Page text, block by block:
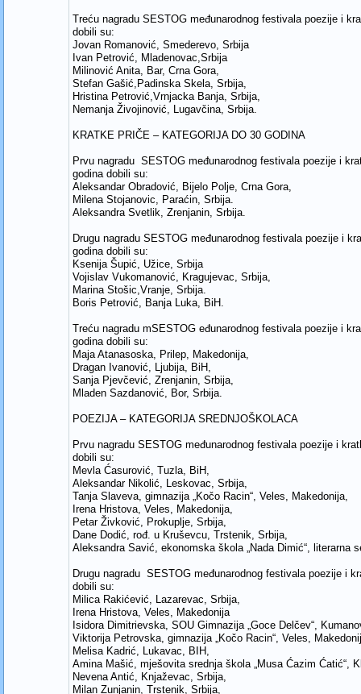
Treću nagradu SESTOG međunarodnog festivala poezije i
dobili su:
Jovan Romanović, Smederevo, Srbija
Ivan Petrović, Mladenovac,Srbija
Milinović Anita, Bar, Crna Gora,
Stefan Gašić,Padinska Skela, Srbija,
Hristina Petrović,Vrnjacka Banja, Srbija,
Nemanja Živojinović, Lugavčina, Srbija.
KRATKE PRIČE – KATEGORIJA DO 30 GODINA
Prvu nagradu SESTOG međunarodnog festivala poezije i
godina dobili su:
Aleksandar Obradović, Bijelo Polje, Crna Gora,
Milena Stojanovic, Paraćin, Srbija.
Aleksandra Svetlik, Zrenjanin, Srbija.
Drugu nagradu SESTOG međunarodnog festivala poezije i
godina dobili su:
Ksenija Šupić, Užice, Srbija
Vojislav Vukomanović, Kragujevac, Srbija,
Marina Stošic,Vranje, Srbija.
Boris Petrović, Banja Luka, BiH.
Treću nagradu mSESTOG eđunarodnog festivala poezije i
godina dobili su:
Maja Atanasoska, Prilep, Makedonija,
Dragan Ivanović, Ljubija, BiH,
Sanja Pjevčević, Zrenjanin, Srbija,
Mladen Sazdanović, Bor, Srbija.
POEZIJA – KATEGORIJA SREDNJOŠKOLACA
Prvu nagradu SESTOG međunarodnog festivala poezije i
dobili su:
Mevla Ćasurović, Tuzla, BiH,
Aleksandar Nikolić, Leskovac, Srbija,
Tanja Slaveva, gimnazija „Kočo Racin“, Veles, Makedonija,
Irena Hristova, Veles, Makedonija,
Petar Živković, Prokuplje, Srbija,
Dane Dodić, rođ. u Kruševcu, Trstenik, Srbija,
Aleksandra Savić, ekonomska škola „Nada Dimić“, literarna
Drugu nagradu SESTOG međunarodnog festivala poezije i
dobili su:
Milica Rakićević, Lazarevac, Srbija,
Irena Hristova, Veles, Makedonija
Isidora Dimitrievska, SOU Gimnazija „Goce Delčev“,
Viktorija Petrovska, gimnazija „Kočo Racin“, Veles,
Melisa Kadrić, Lukavac, BIH,
Amina Mašić, mješovita srednja škola „Musa Ćazim Ćatić“,
Nevena Antić, Knjaževac, Srbija,
Milan Zunjanin, Trstenik, Srbija,